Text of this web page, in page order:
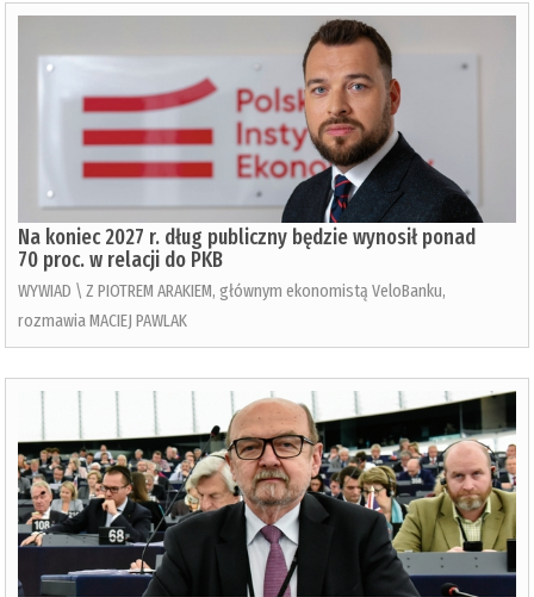
Na koniec 2027 r. dług publiczny będzie wynosił ponad
70 proc. w relacji do PKB
WYWIAD \ Z PIOTREM ARAKIEM, głównym ekonomistą VeloBanku,
rozmawia MACIEJ PAWLAK